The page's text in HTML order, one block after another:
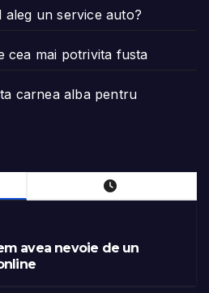
aleg un service auto?
cea mai potrivita fusta
carnea alba pentru
avea nevoie de un